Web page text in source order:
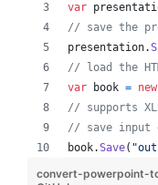
var
// save the
presentation.
// load the
var
book = new
// supports
// save input
book.Save(
convert-powerpoint-